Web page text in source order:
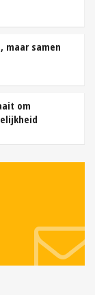
maar samen
om